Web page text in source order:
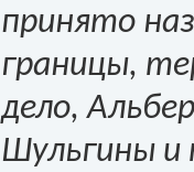
принято
границы,
дело,
Шульгины и